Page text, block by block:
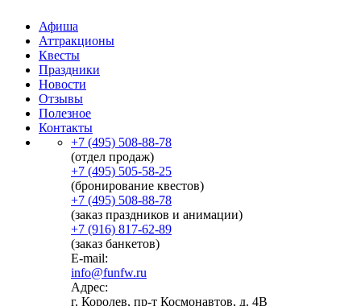
Афиша
Аттракционы
Квесты
Праздники
Новости
Отзывы
Полезное
Контакты
+7 (495) 508-88-78
(отдел продаж)
+7 (495) 505-58-25
(бронирование квестов)
+7 (495) 508-88-78
(заказ праздников и анимации)
+7 (916) 817-62-89
(заказ банкетов)
E-mail:
info@funfw.ru
Адрес:
г. Королев, пр-т Космонавтов, д. 4В